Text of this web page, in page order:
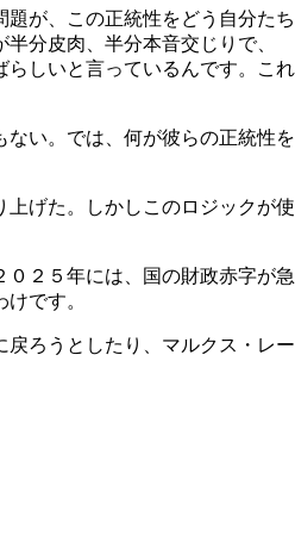
が、この正統性をどう自分たち
分皮肉、半分本音交じりで、
らしいと言っているんです。これ
い。では、何が彼らの正統性を
げた。しかしこのロジックが使
２５年には、国の財政赤字が急
です。
ろうとしたり、マルクス・レー